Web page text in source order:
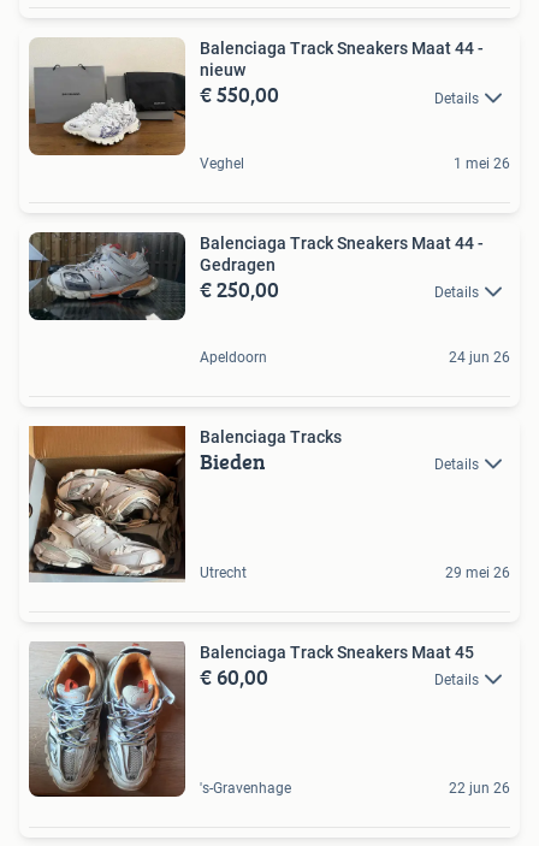
Balenciaga Track Sneakers Maat 44 -
nieuw
€ 550,00 Details
Veghel 1 mei 26
Balenciaga Track Sneakers Maat 44 -
Gedragen
€ 250,00 Details
Apeldoorn 24 jun 26
Balenciaga Tracks
Bieden Details
Utrecht 29 mei 26
Balenciaga Track Sneakers Maat 45
€ 60,00 Details
's-Gravenhage 22 jun 26